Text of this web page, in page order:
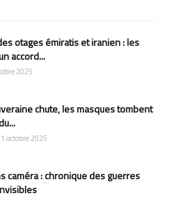
otages émiratis et iranien : les
accord...
2025
chute, les masques tombent
octobre 2025
caméra : chronique des guerres